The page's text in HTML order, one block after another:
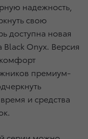
надежность,
свою
доступна новая
Black Onyx. Версия
премиум-
и средства